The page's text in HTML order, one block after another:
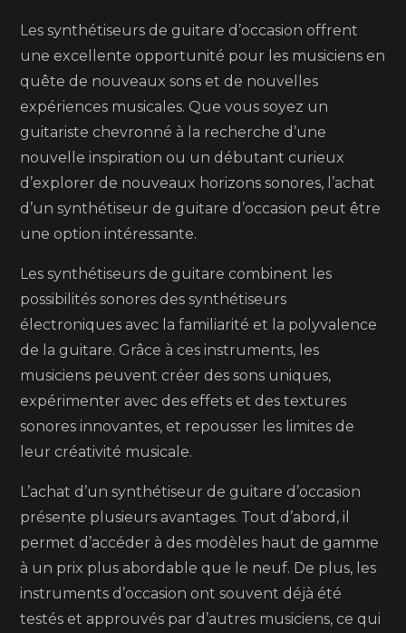
Les synthétiseurs de guitare d’occasion offrent
une excellente opportunité pour les musiciens en
quête de nouveaux sons et de nouvelles
expériences musicales. Que vous soyez un
guitariste chevronné à la recherche d’une
nouvelle inspiration ou un débutant curieux
d’explorer de nouveaux horizons sonores, l’achat
d’un synthétiseur de guitare d’occasion peut être
une option intéressante.
Les synthétiseurs de guitare combinent les
possibilités sonores des synthétiseurs
électroniques avec la familiarité et la polyvalence
de la guitare. Grâce à ces instruments, les
musiciens peuvent créer des sons uniques,
expérimenter avec des effets et des textures
sonores innovantes, et repousser les limites de
leur créativité musicale.
L’achat d’un synthétiseur de guitare d’occasion
présente plusieurs avantages. Tout d’abord, il
permet d’accéder à des modèles haut de gamme
à un prix plus abordable que le neuf. De plus, les
instruments d’occasion ont souvent déjà été
testés et approuvés par d’autres musiciens, ce qui